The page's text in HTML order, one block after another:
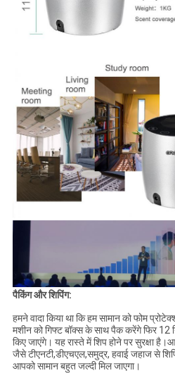
पैकिंग और शिपिंग:
हमने वादा किया था कि हम सामान को फोम
मशीन को गिफ्ट बॉक्स के साथ पैक करेंगे फिर 12
किए जाएंगे। यह रास्ते में शिप होने पर सुरक्षा
जैसे टीएनटी,डीएचएल,समुद्र, हवाई जहाज से
आपको सामान बहुत जल्दी मिल जाएगा।